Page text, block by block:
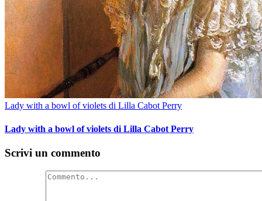
Lady with a bowl of violets di Lilla Cabot Perry
Lady with a bowl of violets di Lilla Cabot Perry
Scrivi un commento